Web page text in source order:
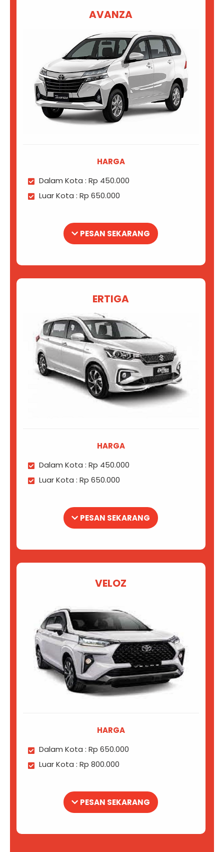
AVANZA
HARGA
Dalam Kota : Rp 450.000
Luar Kota : Rp 650.000
PESAN SEKARANG
ERTIGA
HARGA
Dalam Kota : Rp 450.000
Luar Kota : Rp 650.000
PESAN SEKARANG
VELOZ
HARGA
Dalam Kota : Rp 650.000
Luar Kota : Rp 800.000
PESAN SEKARANG